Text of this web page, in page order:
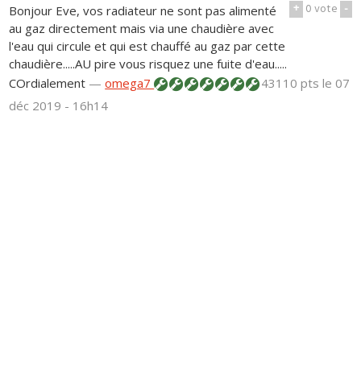
+ 0vote -
Bonjour Eve, vos radiateur ne sont pas alimenté
au gaz directement mais via une chaudière avec
l'eau qui circule et qui est chauffé au gaz par cette
chaudière.....AU pire vous risquez une fuite d'eau.....
COrdialement —omega7 43110 ptsle 07
déc 2019 - 16h14